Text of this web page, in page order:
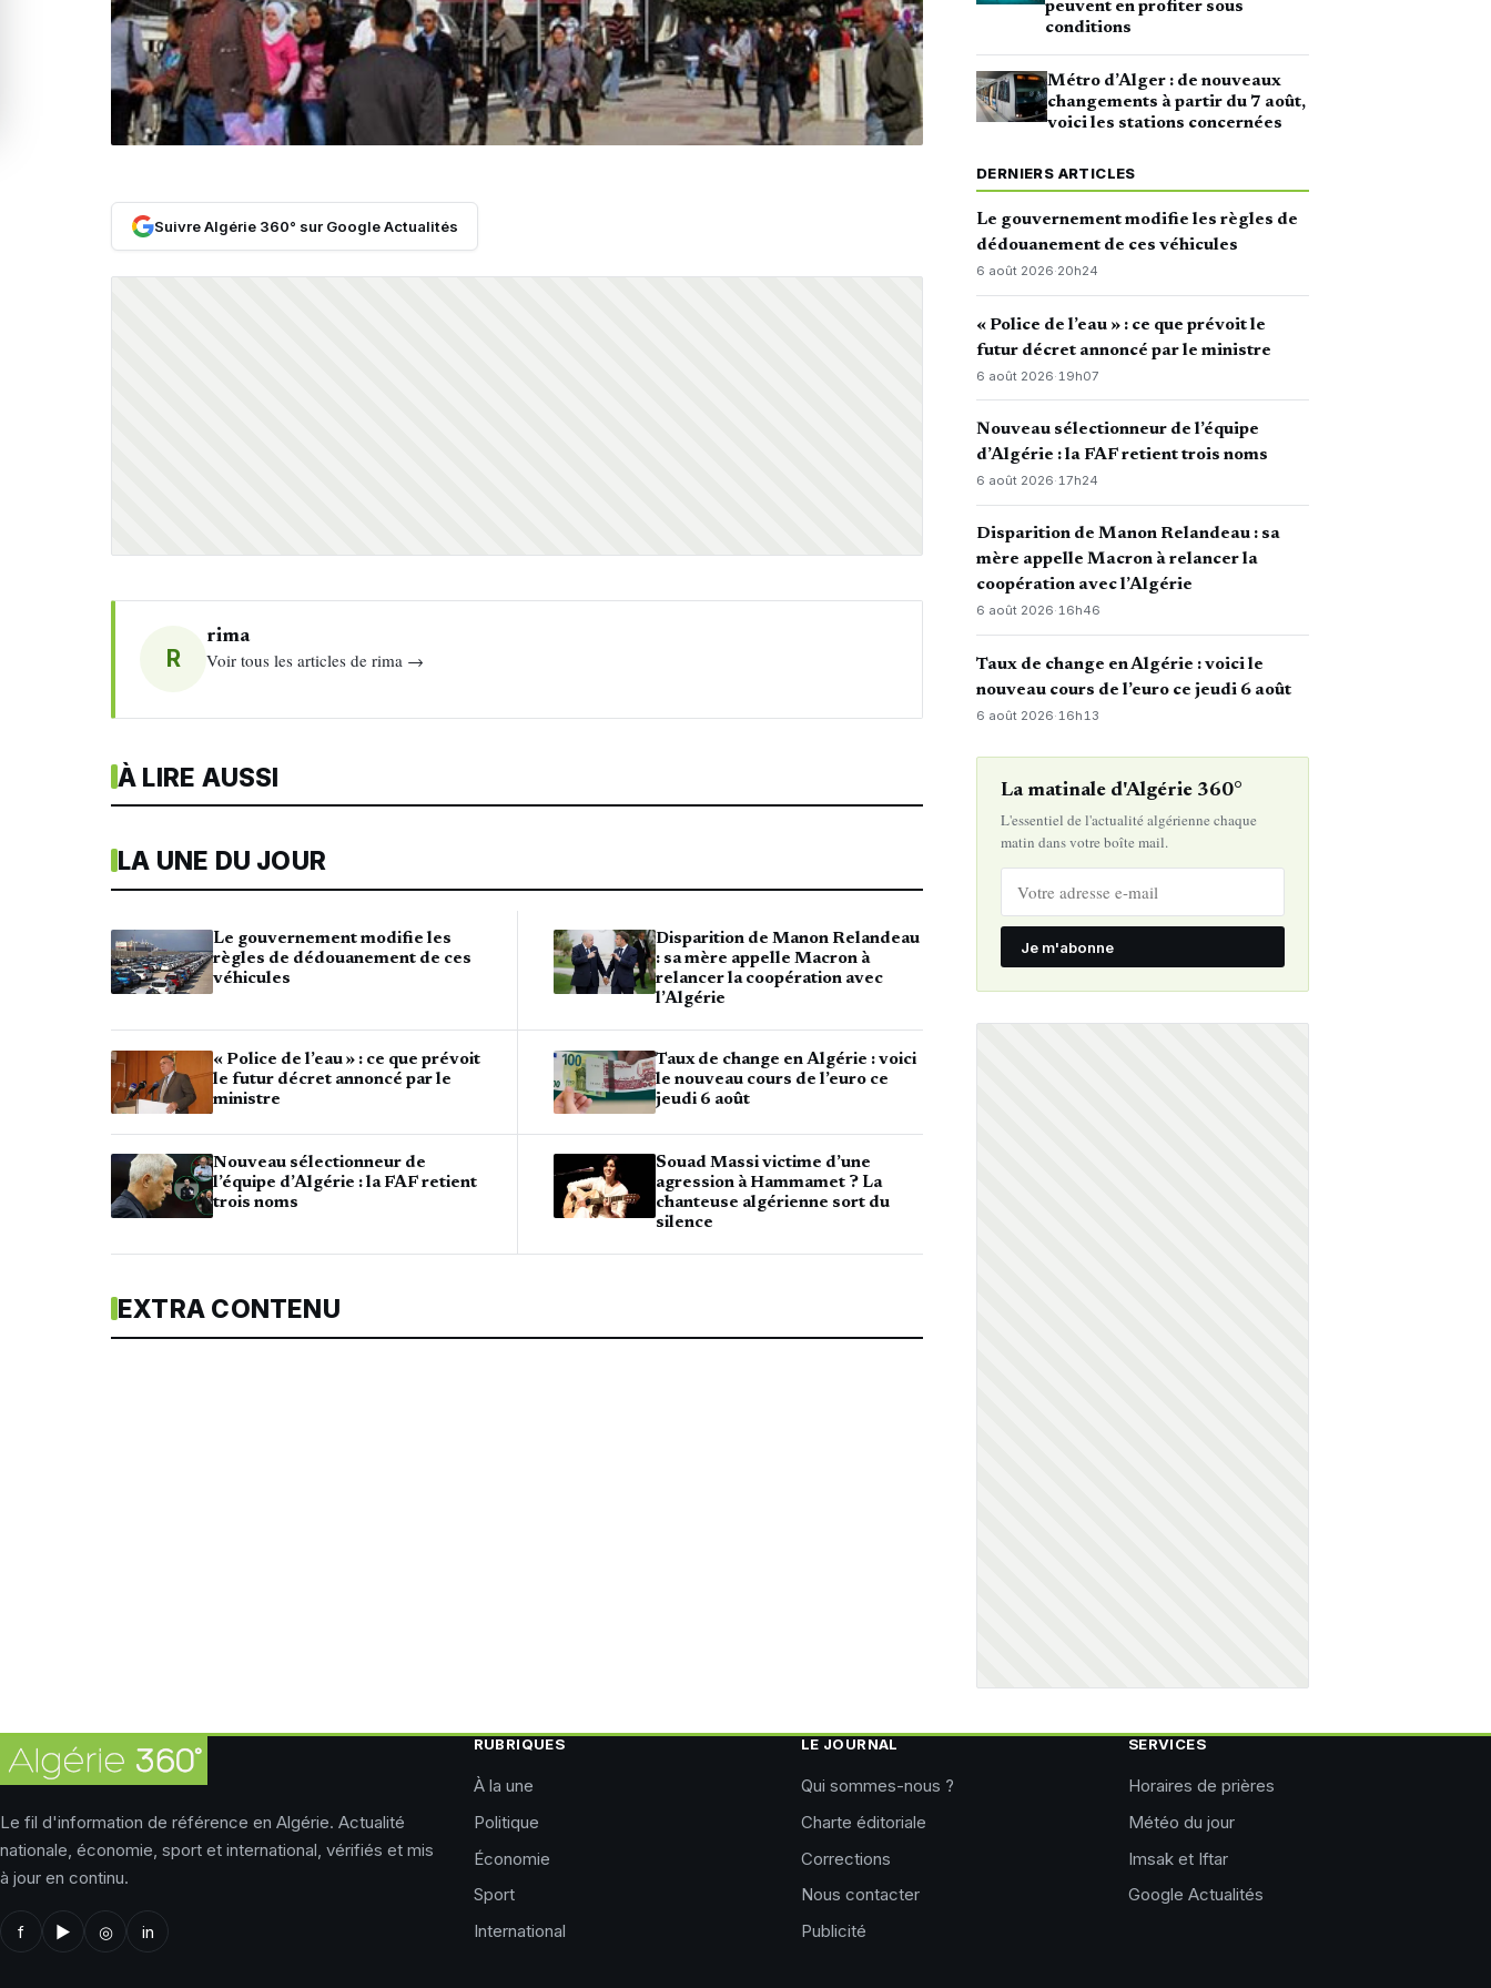
Suivre Algérie 360° sur Google Actualités
R
rima
Voir tous les articles de rima →
À LIRE AUSSI
LA UNE DU JOUR
Le gouvernement modifie les
règles de dédouanement de ces
véhicules
« Police de l’eau » : ce que prévoit
le futur décret annoncé par le
ministre
Nouveau sélectionneur de
l’équipe d’Algérie : la FAF retient
trois noms
Disparition de Manon Relandeau
: sa mère appelle Macron à
relancer la coopération avec
l’Algérie
Taux de change en Algérie : voici
le nouveau cours de l’euro ce
jeudi 6 août
Souad Massi victime d’une
agression à Hammamet ? La
chanteuse algérienne sort du
silence
EXTRA CONTENU
peuvent en profiter sous
conditions
Métro d’Alger : de nouveaux
changements à partir du 7 août,
voici les stations concernées
DERNIERS ARTICLES
Le gouvernement modifie les règles de
dédouanement de ces véhicules
6 août 2026·20h24
« Police de l’eau » : ce que prévoit le
futur décret annoncé par le ministre
6 août 2026· 19h07
Nouveau sélectionneur de l’équipe
d’Algérie : la FAF retient trois noms
6 août 2026·17h24
Disparition de Manon Relandeau : sa
mère appelle Macron à relancer la
coopération avec l’Algérie
6 août 2026·16h46
Taux de change en Algérie : voici le
nouveau cours de l’euro ce jeudi 6 août
6 août 2026· 16h13
La matinale d'Algérie 360°
L'essentiel de l'actualité algérienne chaque
matin dans votre boîte mail.
Je m'abonne
Le fil d'information de référence en Algérie. Actualité
nationale, économie, sport et international, vérifiés et mis
à jour en continu.
f ▶ ◎ in
RUBRIQUES
À la une
Politique
Économie
Sport
International
LE JOURNAL
Qui sommes-nous ?
Charte éditoriale
Corrections
Nous contacter
Publicité
SERVICES
Horaires de prières
Météo du jour
Imsak et Iftar
Google Actualités